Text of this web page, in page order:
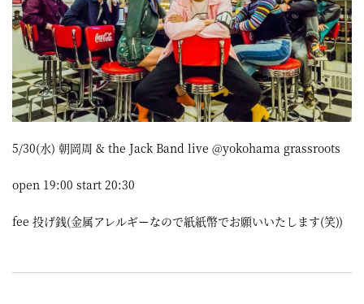
5/30(水) 朝岡周 & the Jack Band live @yokohama grassroots
open 19:00 start 20:30
fee 投げ銭(金属アレルギーなので紙紙幣でお願いいたします(笑))